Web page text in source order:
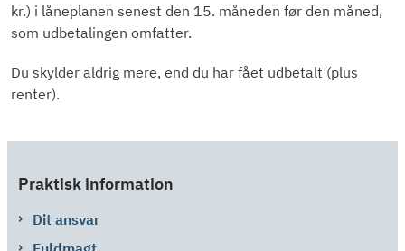
kr.) i låneplanen senest den 15. måneden før den måned,
som udbetalingen omfatter.
Du skylder aldrig mere, end du har fået udbetalt (plus
renter).
Praktisk information
Dit ansvar